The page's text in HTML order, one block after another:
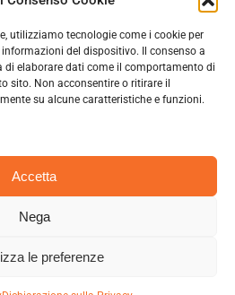
utilizziamo tecnologie come i cookie per
del dispositivo. Il consenso a
di elaborare dati come il comportamento di
sito. Non acconsentire o ritirare il
su alcune caratteristiche e funzioni.
Accetta
Nega
le preferenze
SCHIANNO (VA)
DAVIDSON-VARESE.COM – P.IVA